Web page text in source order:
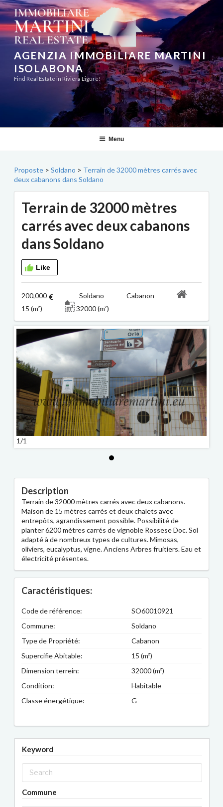
Aller
au
contenu
principal
AGENZIA IMMOBILIARE MARTINI
ISOLABONA
Find Real Estate in Riviera Ligure!
Menu
Proposte > Soldano > Terrain de 32000 mètres carrés avec
deux cabanons dans Soldano
Terrain de 32000 mètres
carrés avec deux cabanons
dans Soldano
Like
200,000
Soldano Cabanon
15 (m²)
32000 (m²)
1/1
Description
Terrain de 32000 mètres carrés avec deux cabanons.
Maison de 15 mètres carrés et deux chalets avec
entrepôts, agrandissement possible. Possibilité de
planter 6200 mètres carrés de vignoble Rossese Doc. Sol
adapté à de nombreux types de cultures. Mimosas,
oliviers, eucalyptus, vigne. Anciens Arbres fruitiers. Eau et
électricité présentes.
Caractéristiques:
Code de référence:
SO60010921
Commune:
Soldano
Type de Propriété:
Cabanon
Supercifie Abitable:
15 (m²)
Dimension terrein:
32000 (m²)
Condition:
Habitable
Classe énergétique:
G
Keyword
Commune